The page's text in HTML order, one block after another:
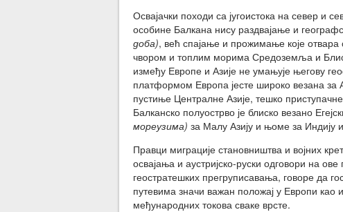
Освајачки походи са југоистока на север и
особине Балкана нису раздвајање и
доба), већ спајање и прожимање које отвара
чвором и топлим морима Средоземља и
између Европе и Азије не умањује његову
платформом Европа јесте широко везана за
пустиње Централне Азије, тешко
Балканско полуострво је блиско везано
мореузима) за Малу Азију и њоме за Индију и
Правци миграције становништва и војних
освајања и аустријско-руски одговори на
геостратешких прегруписавања, говоре да
путевима значи важан положај у Европи као
међународних токова сваке врсте.